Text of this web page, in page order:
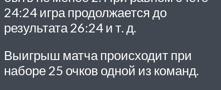
24:24 игра продолжается до
результата 26:24 и т. д.
Выигрыш матча происходит при
наборе 25 очков одной из команд.